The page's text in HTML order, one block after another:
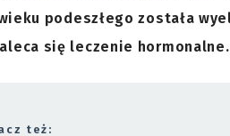
podeszłego została
się leczenie hormonalne.
też: